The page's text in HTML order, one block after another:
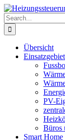
Skip
to
content
Search
for:
Übersicht
PV-
Büros
Smart Home